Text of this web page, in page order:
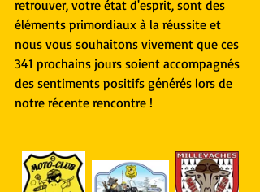
retrouver, votre état d'esprit, sont des
éléments primordiaux à la réussite et
nous vous souhaitons vivement que ces
341 prochains jours soient accompagnés
des sentiments positifs générés lors de
notre récente rencontre !